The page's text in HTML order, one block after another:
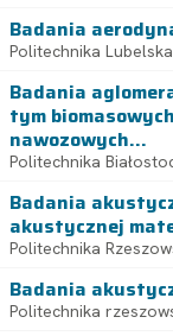
Badania
Politechnika Lubelska
Badania
tym
nawozowych...
Politechnika
Badania
akustycznej
Politechnika
Badania
Politechnika